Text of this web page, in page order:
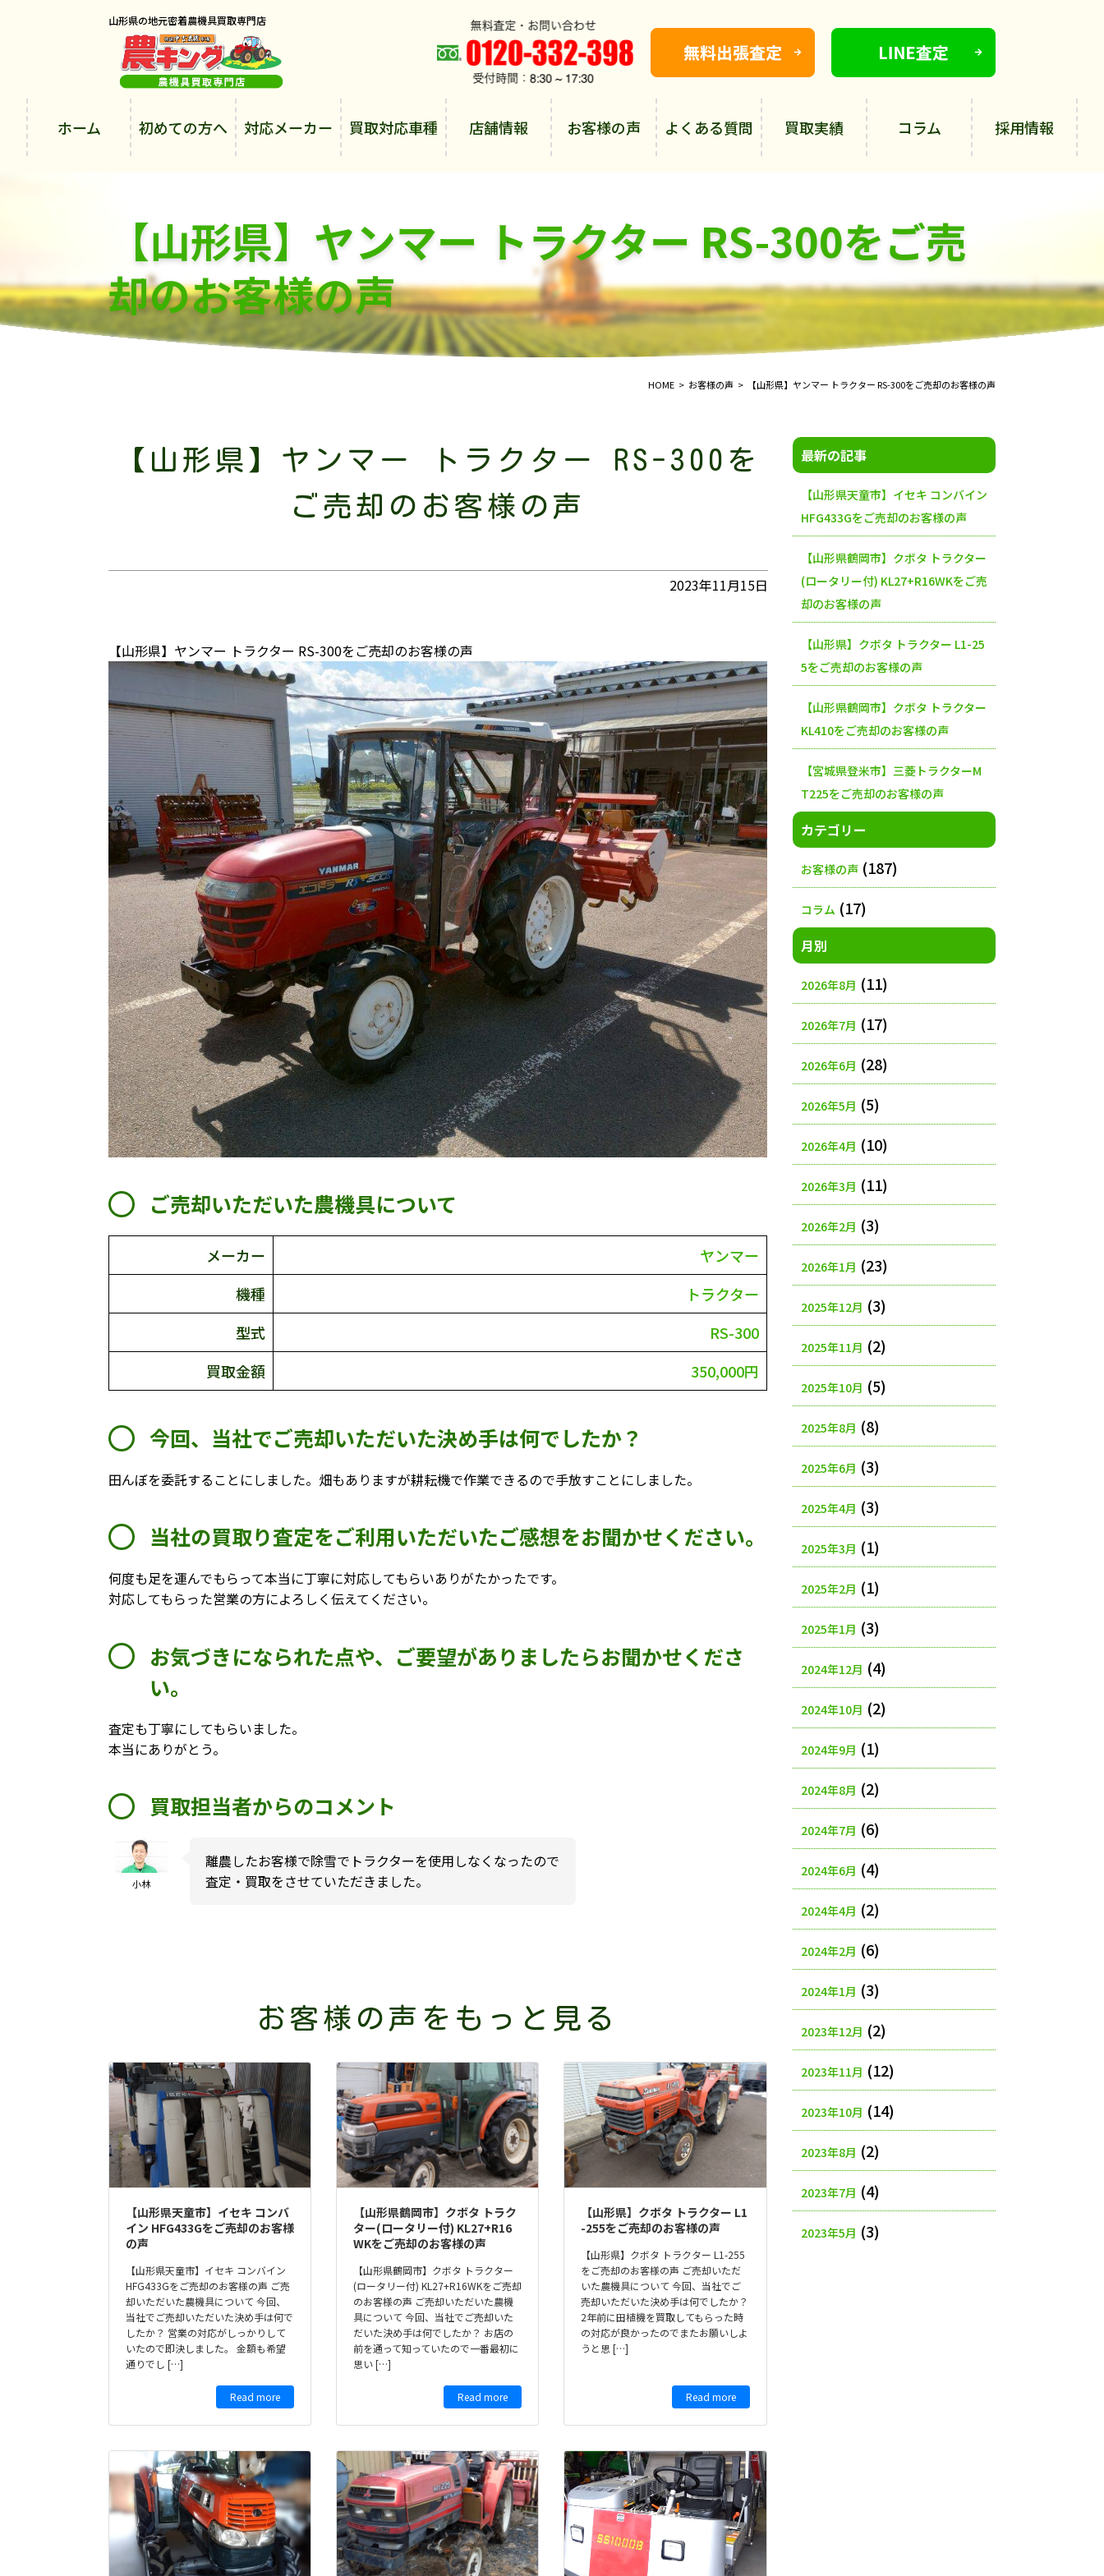
山形県の地元密着農機具買取専門店
ホーム 初めての方へ 対応メーカー 買取対応車種 店舗情報 お客様の声 よくある質問 買取実績 コラム 採用情報
【山形県】ヤンマー トラクター RS-300をご売
却のお客様の声
HOME お客様の声 【山形県】ヤンマー トラクター RS-300をご売却のお客様の声
【山形県】ヤンマー トラクター RS-300を
ご売却のお客様の声
2023年11月15日
【山形県】ヤンマー トラクター RS-300をご売却のお客様の声
ご売却いただいた農機具について
メーカー
ヤンマー
機種
トラクター
型式
RS-300
買取金額
350,000円
今回、当社でご売却いただいた決め手は何でしたか？
田んぼを委託することにしました。畑もありますが耕耘機で作業できるので手放すことにしました。
当社の買取り査定をご利用いただいたご感想をお聞かせください。
何度も足を運んでもらって本当に丁寧に対応してもらいありがたかったです。
対応してもらった営業の方によろしく伝えてください。
お気づきになられた点や、ご要望がありましたらお聞かせくださ
い。
査定も丁寧にしてもらいました。
本当にありがとう。
買取担当者からのコメント
小林
離農したお客様で除雪でトラクターを使用しなくなったので
査定・買取をさせていただきました。
お客様の声をもっと見る
【山形県天童市】イセキ コンバ
イン HFG433Gをご売却のお客様
の声
【山形県天童市】イセキ コンバイン
HFG433Gをご売却のお客様の声 ご売
却いただいた農機具について 今回、
当社でご売却いただいた決め手は何で
したか？ 営業の対応がしっかりして
いたので即決しました。 金額も希望
通りでし […]
Read more
【山形県鶴岡市】クボタ トラク
ター(ロータリー付) KL27+R16
WKをご売却のお客様の声
【山形県鶴岡市】クボタ トラクター
(ロータリー付) KL27+R16WKをご売却
のお客様の声 ご売却いただいた農機
具について 今回、当社でご売却いた
だいた決め手は何でしたか？ お店の
前を通って知っていたので一番最初に
思い […]
Read more
【山形県】クボタ トラクター L1
-255をご売却のお客様の声
【山形県】クボタ トラクター L1-255
をご売却のお客様の声 ご売却いただ
いた農機具について 今回、当社でご
売却いただいた決め手は何でしたか？
2年前に田植機を買取してもらった時
の対応が良かったのでまたお願いしよ
うと思 […]
Read more
最新の記事
【山形県天童市】イセキ コンバイン
HFG433Gをご売却のお客様の声
【山形県鶴岡市】クボタ トラクター
(ロータリー付) KL27+R16WKをご売
却のお客様の声
【山形県】クボタ トラクター L1-25
5をご売却のお客様の声
【山形県鶴岡市】クボタ トラクター
KL410をご売却のお客様の声
【宮城県登米市】三菱トラクターM
T225をご売却のお客様の声
カテゴリー
お客様の声(187)
コラム (17)
月別
2026年8月 (11)
2026年7月 (17)
2026年6月 (28)
2026年5月 (5)
2026年4月 (10)
2026年3月 (11)
2026年2月 (3)
2026年1月 (23)
2025年12月 (3)
2025年11月 (2)
2025年10月 (5)
2025年8月 (8)
2025年6月 (3)
2025年4月 (3)
2025年3月 (1)
2025年2月 (1)
2025年1月 (3)
2024年12月 (4)
2024年10月 (2)
2024年9月 (1)
2024年8月 (2)
2024年7月 (6)
2024年6月 (4)
2024年4月 (2)
2024年2月 (6)
2024年1月 (3)
2023年12月 (2)
2023年11月 (12)
2023年10月 (14)
2023年8月 (2)
2023年7月 (4)
2023年5月 (3)